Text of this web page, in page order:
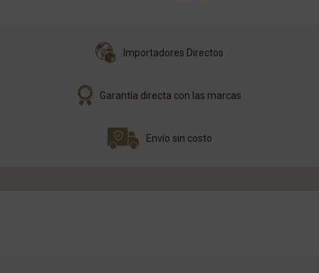
Importadores Directos
Garantía directa con las marcas
Envío sin costo